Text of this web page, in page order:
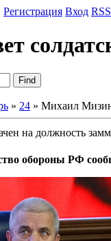
Регистрация Вход RSS
» 24 » Михаил
на должность
обороны РФ